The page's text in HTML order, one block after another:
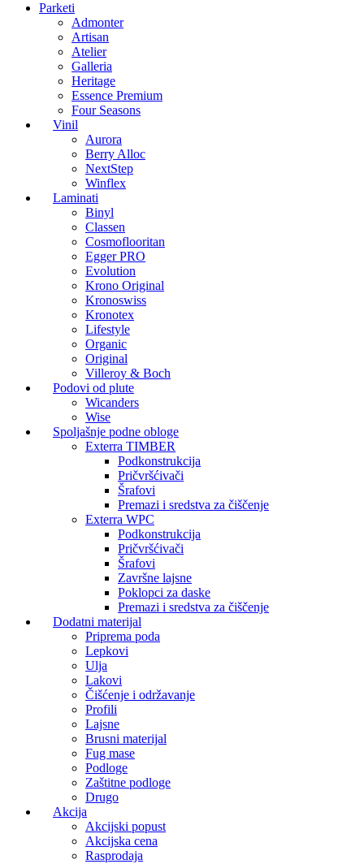
Parketi
Admonter
Artisan
Atelier
Galleria
Heritage
Essence Premium
Four Seasons
Vinil
Aurora
Berry Alloc
NextStep
Winflex
Laminati
Binyl
Classen
Cosmoflooritan
Egger PRO
Evolution
Krono Original
Kronoswiss
Kronotex
Lifestyle
Organic
Original
Villeroy & Boch
Podovi od plute
Wicanders
Wise
Spoljašnje podne obloge
Exterra TIMBER
Podkonstrukcija
Pričvršćivači
Šrafovi
Premazi i sredstva za čiščenje
Exterra WPC
Podkonstrukcija
Pričvršćivači
Šrafovi
Završne lajsne
Poklopci za daske
Premazi i sredstva za čiščenje
Dodatni materijal
Priprema poda
Lepkovi
Ulja
Lakovi
Čišćenje i održavanje
Profili
Lajsne
Brusni materijal
Fug mase
Podloge
Zaštitne podloge
Drugo
Akcija
Akcijski popust
Akcijska cena
Rasprodaja